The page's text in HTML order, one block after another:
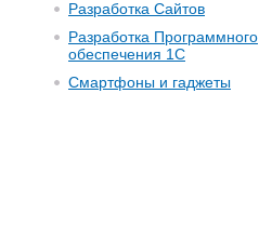
Разработка Сайтов
Разработка Программного
обеспечения 1С
Смартфоны и гаджеты